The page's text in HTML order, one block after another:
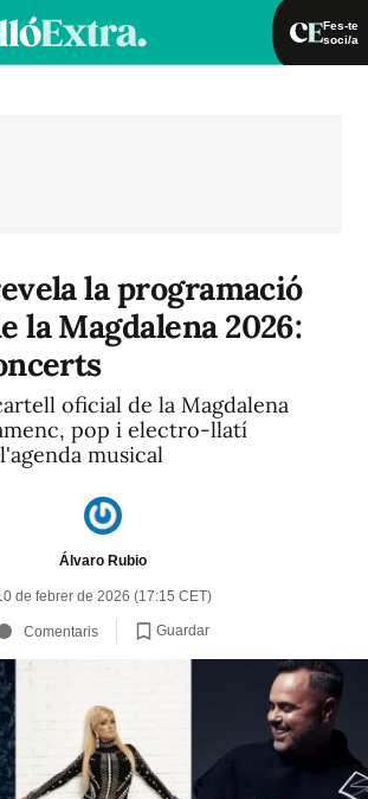
Fes-te
soci/a
la programació
la Magdalena 2026:
oficial de la Magdalena
pop i electro-llatí
musical
Álvaro Rubio
de febrer de 2026 (17:15 CET)
Comentaris Guardar